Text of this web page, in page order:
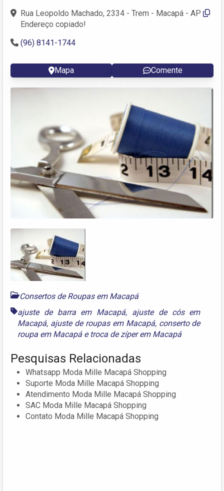
Rua Leopoldo Machado, 2334 - Trem - Macapá - AP
Endereço copiado!
(96) 8141-1744
Mapa Comente
Consertos de Roupas em Macapá
ajuste de barra em Macapá, ajuste de cós em
Macapá, ajuste de roupas em Macapá, conserto de
roupa em Macapáe troca de zíper em Macapá
Pesquisas Relacionadas
Whatsapp Moda Mille Macapá Shopping
Suporte Moda Mille Macapá Shopping
Atendimento Moda Mille Macapá Shopping
SAC Moda Mille Macapá Shopping
Contato Moda Mille Macapá Shopping